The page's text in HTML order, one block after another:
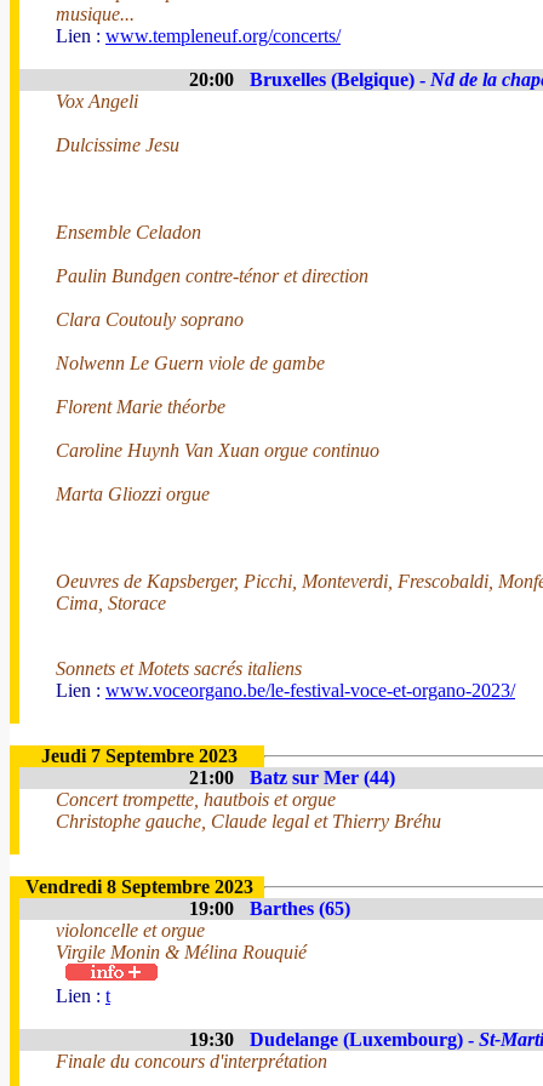
musique...
Lien : www.templeneuf.org/concerts/
20:00 Bruxelles (Belgique) - Nd de la
Vox Angeli
Dulcissime Jesu
Ensemble Celadon
Paulin Bundgen contre-ténor et direction
Clara Coutouly soprano
Nolwenn Le Guern viole de gambe
Florent Marie théorbe
Caroline Huynh Van Xuan orgue continuo
Marta Gliozzi orgue
Oeuvres de Kapsberger, Picchi, Monteverdi, Frescobaldi,
Cima, Storace
Sonnets et Motets sacrés italiens
Lien : www.voceorgano.be/le-festival-voce-et-organo-2023/
Jeudi 7 Septembre 2023
21:00
Batz sur Mer (44)
Concert trompette, hautbois et orgue
Christophe gauche, Claude legal et Thierry Bréhu
Vendredi 8 Septembre 2023
19:00
Barthes (65)
violoncelle et orgue
Virgile Monin & Mélina Rouquié
Lien : t
19:30 Dudelange (Luxembourg) - St-
Finale du concours d'interprétation